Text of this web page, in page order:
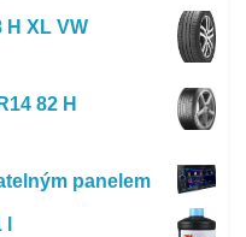
H XL VW
82 H
panelem